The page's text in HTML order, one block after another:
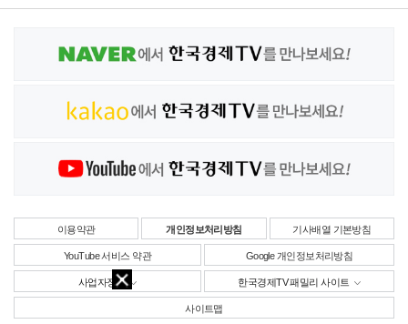
이용약관 개인정보처리방침 기사배열 기본방침
YouTube 서비스 약관 Google 개인정보처리방침
사업자정보 한국경제TV 패밀리 사이트
사이트맵